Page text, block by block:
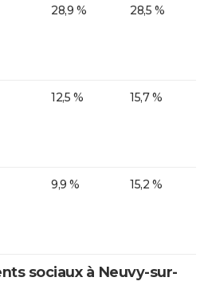
28,9 % 28,5 %
12,5 % 15,7 %
9,9 % 15,2 %
sociaux à Neuvy-sur-